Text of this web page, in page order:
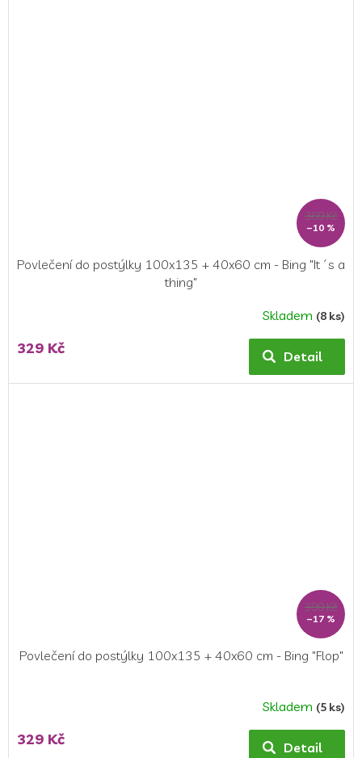
369 Kč
–10 %
Povlečení do postýlky 100x135 + 40x60 cm - Bing "It´s a
thing"
Skladem (8 ks)
329 Kč Detail
399 Kč
–17 %
Povlečení do postýlky 100x135 + 40x60 cm - Bing "Flop"
Skladem (5 ks)
329 Kč Detail